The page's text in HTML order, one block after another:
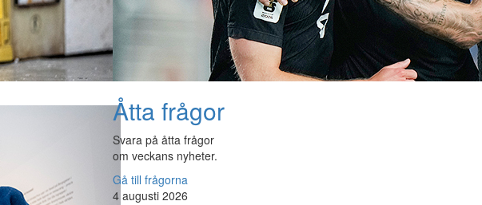
Åtta frågor
Svara på åtta frågor
om veckans nyheter.
Gå till frågorna
4 augusti 2026